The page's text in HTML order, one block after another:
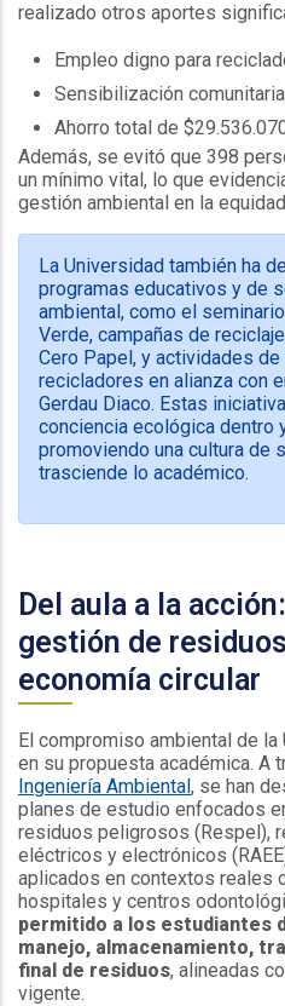
realizado otros aportes
Empleo digno para
Sensibilización
Ahorro total de
Además, se evitó que 398
un mínimo vital, lo que
gestión ambiental en la
La Universidad también ha
programas educativos y de
ambiental, como el
Verde, campañas de
Cero Papel, y actividades
recicladores en alianza con
Gerdau Diaco. Estas
conciencia ecológica dentro
promoviendo una cultura de
trasciende lo académico.
Del aula a la
gestión de
economía circular
El compromiso ambiental de
en su propuesta académica. A
Ingeniería Ambiental, se han
planes de estudio enfocados
residuos peligrosos (Respel),
eléctricos y electrónicos
aplicados en contextos reales
hospitales y centros
permitido a los estudiantes
manejo, almacenamiento,
final de residuos, alineadas
vigente.